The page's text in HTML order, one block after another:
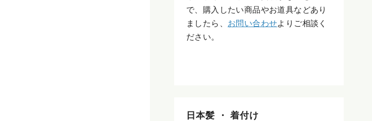
で、購入したい商品やお道具などあり
ましたら、 お問い合わせよりご相談く
ださい。
日本髪 ・ 着付け